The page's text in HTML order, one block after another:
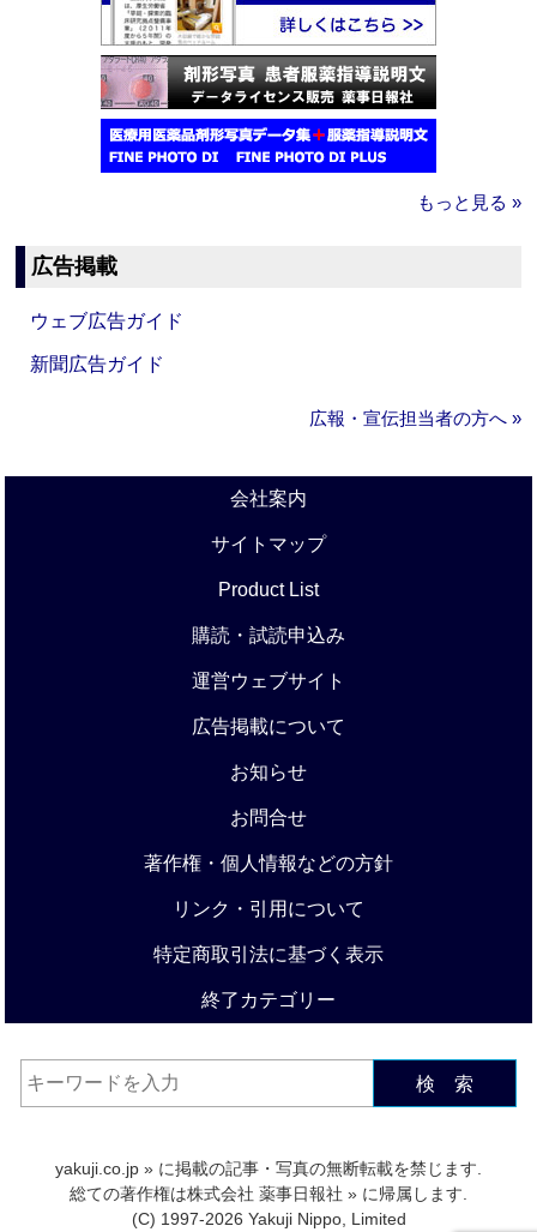
もっと見る »
広告掲載
ウェブ広告ガイド
新聞広告ガイド
広報・宣伝担当者の方へ »
会社案内
サイトマップ
Product List
購読・試読申込み
運営ウェブサイト
広告掲載について
お知らせ
お問合せ
著作権・個人情報などの方針
リンク・引用について
特定商取引法に基づく表示
終了カテゴリー
検 索
yakuji.co.jp » に掲載の記事・写真の無断転載を禁じます.
総ての著作権は株式会社 薬事日報社 » に帰属します.
(C) 1997-2026 Yakuji Nippo, Limited